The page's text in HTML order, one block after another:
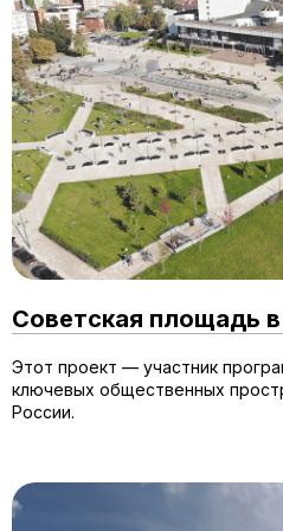
Советская площадь
Этот проект — участник
ключевых общественных
России.